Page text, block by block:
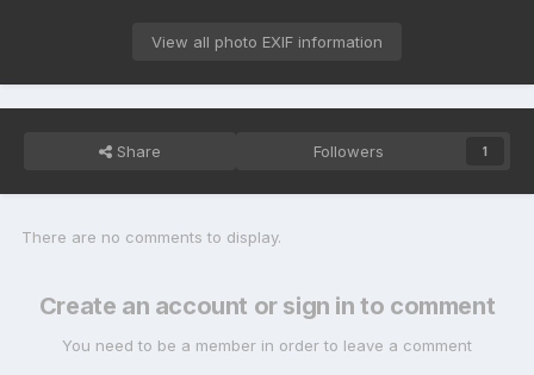
View all photo EXIF information
Share Followers 1
There are no comments to display.
Create an account or sign in to comment
You need to be a member in order to leave a comment